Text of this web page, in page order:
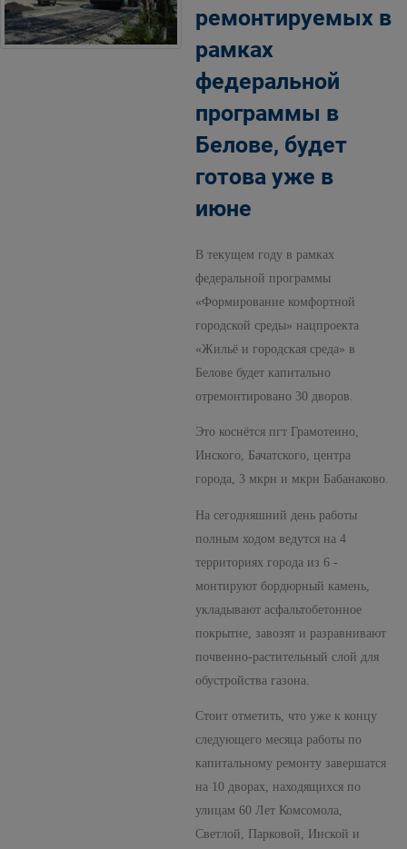
ремонтируемых в
рамках
федеральной
программы в
Белове, будет
готова уже в
июне
В текущем году в рамках
федеральной программы
«Формирование комфортной
городской среды» нацпроекта
«Жильё и городская среда» в
Белове будет капитально
отремонтировано 30 дворов.
Это коснётся пгт Грамотеино,
Инского, Бачатского, центра
города, 3 мкрн и мкрн Бабанаково.
На сегодняшний день работы
полным ходом ведутся на 4
территориях города из 6 -
монтируют бордюрный камень,
укладывают асфальтобетонное
покрытие, завозят и разравнивают
почвенно-растительный слой для
обустройства газона.
Стоит отметить, что уже к концу
следующего месяца работы по
капитальному ремонту завершатся
на 10 дворах, находящихся по
улицам 60 Лет Комсомола,
Светлой, Парковой, Инской и